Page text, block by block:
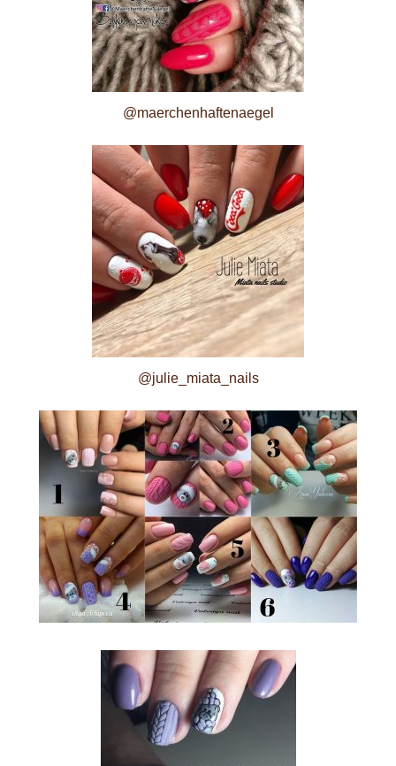
@maerchenhaftenaegel
@julie_miata_nails